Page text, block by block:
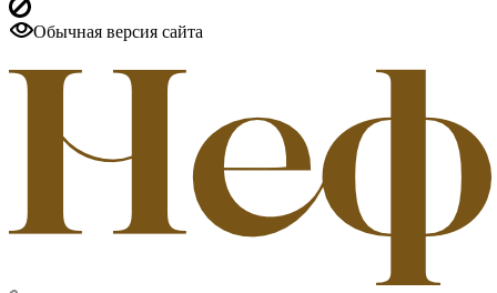
Обычная версия сайта